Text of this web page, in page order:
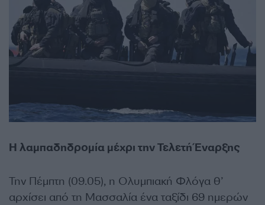
Η λαμπαδηδρομία μέχρι την Τελετή Έναρξης
Την Πέμπτη (09.05), η Ολυμπιακή Φλόγα θ’
αρχίσει από τη Μασσαλία ένα ταξίδι 69 ημερών